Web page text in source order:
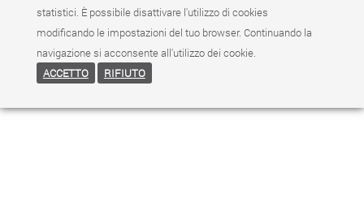
statistici. È possibile disattivare l'utilizzo di cookies
modificando le impostazioni del tuo browser. Continuando la
navigazione si acconsente all'utilizzo dei cookie.
ACCETTO
RIFIUTO